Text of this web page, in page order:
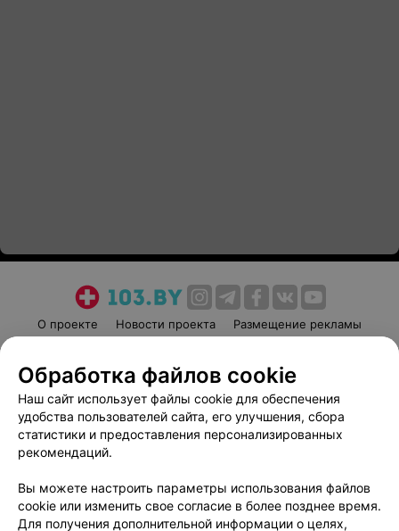
О проекте Новости проекта
Размещение рекламы
Пользовательское соглашение
Способы оплаты
Вакансии
Партнеры
Написать руководителю 103.by
Обработка персональных данных
Обработка файлов cookie
Наш сайт использует файлы cookie для обеспечения
удобства пользователей сайта, его улучшения, сбора
статистики и предоставления персонализированных
рекомендаций.
Вы можете настроить параметры использования файлов
cookie или изменить свое согласие в более позднее время.
Для получения дополнительной информации о целях,